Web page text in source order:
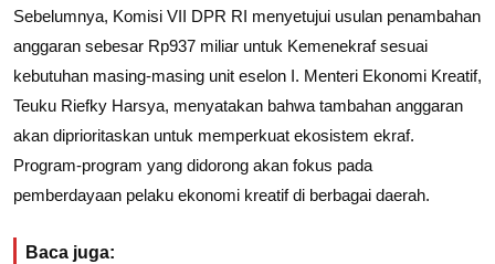
Sebelumnya, Komisi VII DPR RI menyetujui usulan penambahan
anggaran sebesar Rp937 miliar untuk Kemenekraf sesuai
kebutuhan masing-masing unit eselon I. Menteri Ekonomi Kreatif,
Teuku Riefky Harsya, menyatakan bahwa tambahan anggaran
akan diprioritaskan untuk memperkuat ekosistem ekraf.
Program-program yang didorong akan fokus pada
pemberdayaan pelaku ekonomi kreatif di berbagai daerah.
Baca juga: